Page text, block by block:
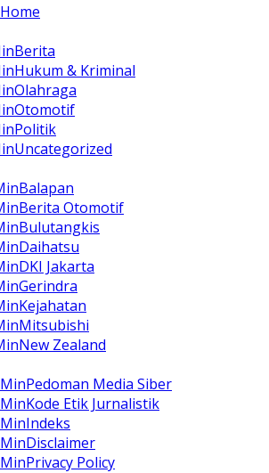
Home
Berita
Hukum & Kriminal
Olahraga
Otomotif
Politik
Uncategorized
Balapan
Berita Otomotif
Bulutangkis
Daihatsu
DKI Jakarta
Gerindra
Kejahatan
Mitsubishi
New Zealand
Pedoman Media Siber
Kode Etik Jurnalistik
Indeks
Disclaimer
Privacy Policy